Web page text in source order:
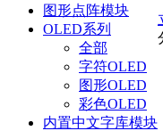
图形点阵模块
OLED系列
全部
字符OLED
图形OLED
彩色OLED
内置中文字库模块